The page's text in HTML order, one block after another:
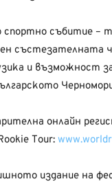
спортно събитие –
състезателната
и възможност
онлайн
Tour:
издание на